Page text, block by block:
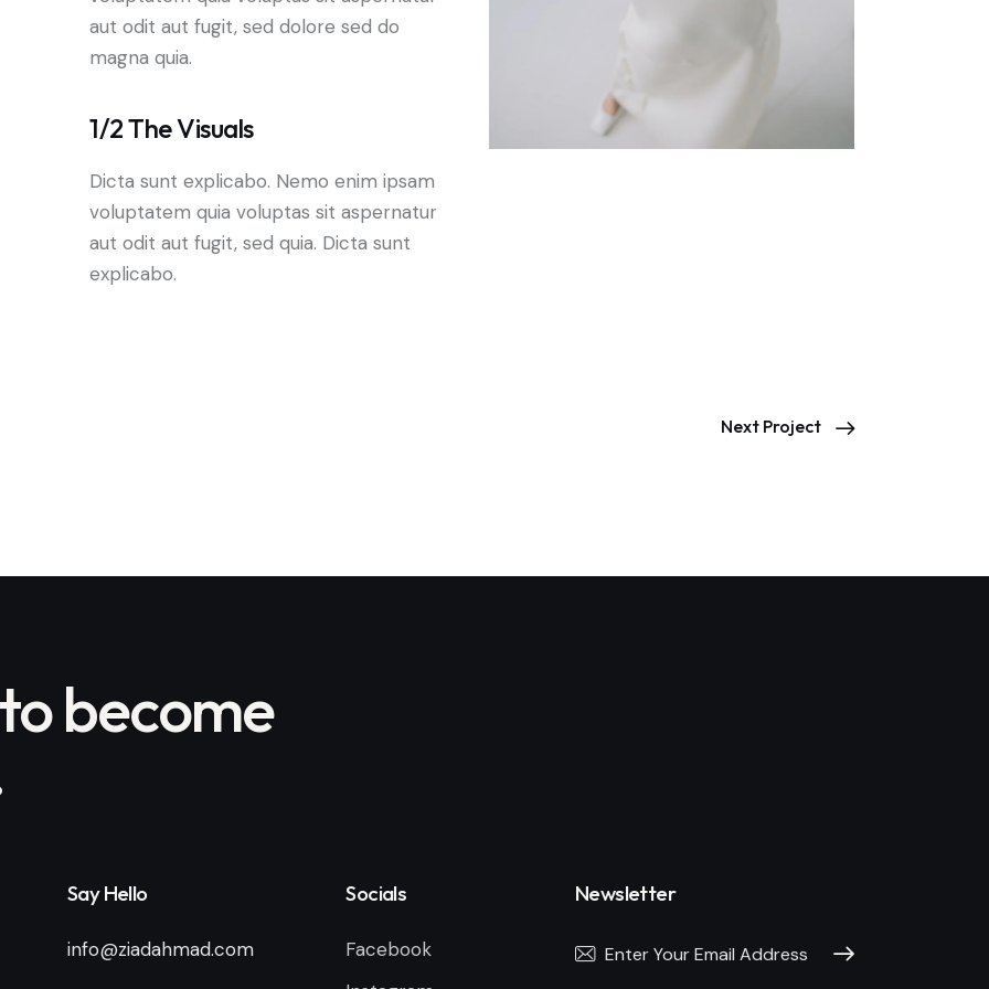
aut odit aut fugit, sed dolore sed do
magna quia.
1/2 The Visuals
Dicta sunt explicabo. Nemo enim ipsam
voluptatem quia voluptas sit aspernatur
aut odit aut fugit, sed quia. Dicta sunt
explicabo.
Next Project
become
Say Hello
info@ziadahmad.com
Socials
Facebook
Newsletter
Subscribe